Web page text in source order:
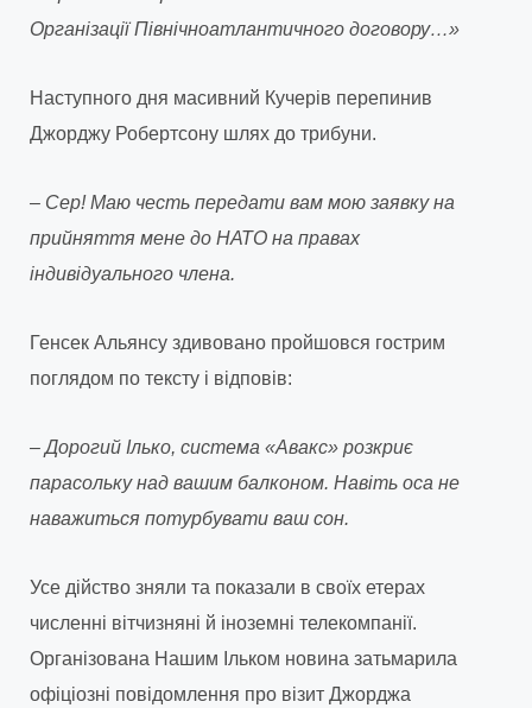
Організації Північноатлантичного договору…»
Наступного дня масивний Кучерів перепинив
Джорджу Робертсону шлях до трибуни.
– Сер! Маю честь передати вам мою заявку на
прийняття мене до НАТО на правах
індивідуального члена.
Генсек Альянсу здивовано пройшовся гострим
поглядом по тексту і відповів:
– Дорогий Ілько, система «Авакс» розкриє
парасольку над вашим балконом. Навіть оса не
наважиться потурбувати ваш сон.
Усе дійство зняли та показали в своїх етерах
численні вітчизняні й іноземні телекомпанії.
Організована Нашим Ільком новина затьмарила
офіціозні повідомлення про візит Джорджа